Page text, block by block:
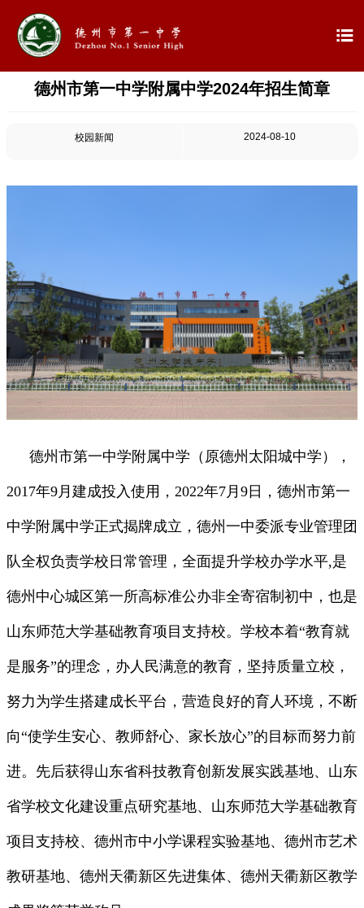

德州市第一中学附属中学2024年招生简章
校园新闻 2024-08-10
德州市第一中学附属中学（原德州太阳城中学），
2017年9月建成投入使用，2022年7月9日，德州市第一
中学附属中学正式揭牌成立，德州一中委派专业管理团
队全权负责学校日常管理，全面提升学校办学水平,是
德州中心城区第一所高标准公办非全寄宿制初中，也是
山东师范大学基础教育项目支持校。学校本着“教育就
是服务”的理念，办人民满意的教育，坚持质量立校，
努力为学生搭建成长平台，营造良好的育人环境，不断
向“使学生安心、教师舒心、家长放心”的目标而努力前
进。先后获得山东省科技教育创新发展实践基地、山东
省学校文化建设重点研究基地、山东师范大学基础教育
项目支持校、德州市中小学课程实验基地、德州市艺术
教研基地、德州天衢新区先进集体、德州天衢新区教学
首页
学校概况
 校园新闻
 科学技术实验校